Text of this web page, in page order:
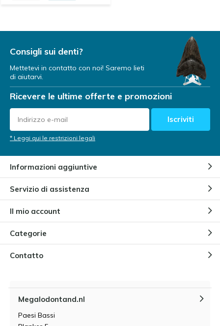
Consigli sui denti?
Mettetevi in contatto con noi! Saremo lieti
di aiutarvi.
Ricevere le ultime offerte e promozioni
Iscriviti
* Leggi qui le restrizioni legali
Informazioni aggiuntive
Servizio di assistenza
Il mio account
Categorie
Contatto
Megalodontand.nl
Paesi Bassi